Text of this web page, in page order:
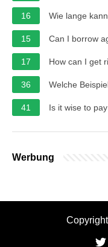
16 Wie lange
15 Can I borrow
17 How can I get
36 Welche
41 Is it wise to
Werbung